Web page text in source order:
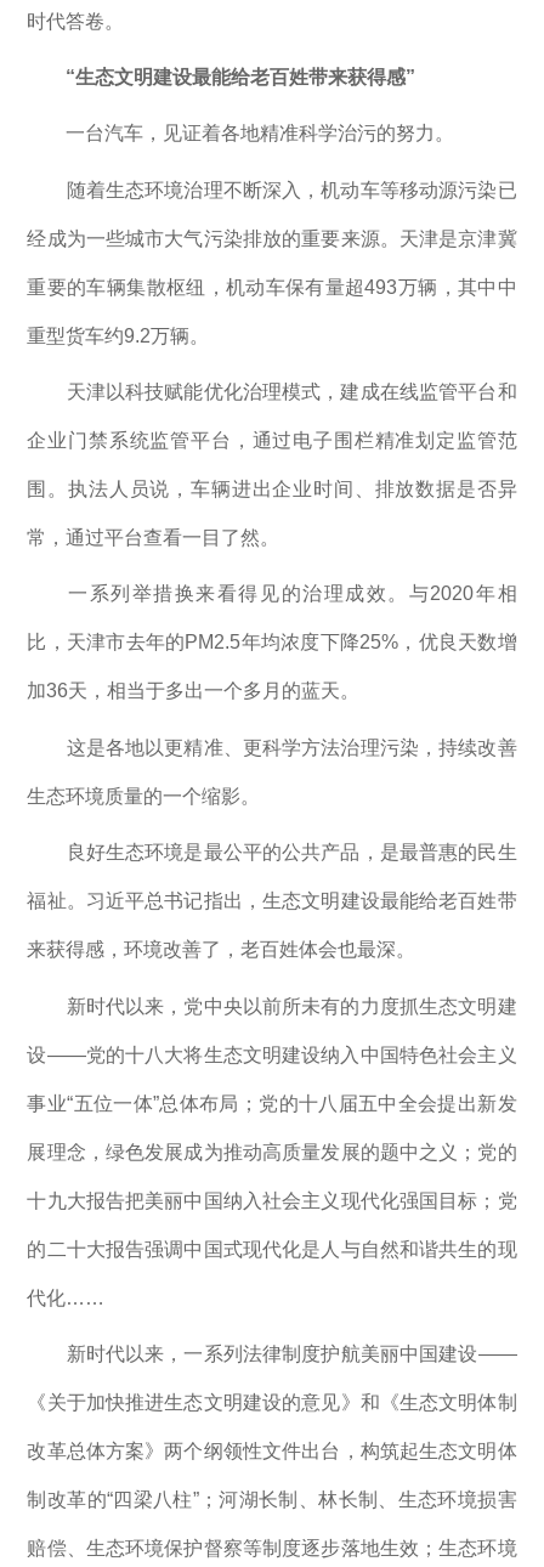
时代答卷。
“生态文明建设最能给老百姓带来获得感”
一台汽车，见证着各地精准科学治污的努力。
随着生态环境治理不断深入，机动车等移动源污染已
经成为一些城市大气污染排放的重要来源。天津是京津冀
重要的车辆集散枢纽，机动车保有量超493万辆，其中中
重型货车约9.2万辆。
天津以科技赋能优化治理模式，建成在线监管平台和
企业门禁系统监管平台，通过电子围栏精准划定监管范
围。执法人员说，车辆进出企业时间、排放数据是否异
常，通过平台查看一目了然。
一系列举措换来看得见的治理成效。与2020年相
比，天津市去年的PM2.5年均浓度下降25%，优良天数增
加36天，相当于多出一个多月的蓝天。
这是各地以更精准、更科学方法治理污染，持续改善
生态环境质量的一个缩影。
良好生态环境是最公平的公共产品，是最普惠的民生
福祉。习近平总书记指出，生态文明建设最能给老百姓带
来获得感，环境改善了，老百姓体会也最深。
新时代以来，党中央以前所未有的力度抓生态文明建
设——党的十八大将生态文明建设纳入中国特色社会主义
事业“五位一体”总体布局；党的十八届五中全会提出新发
展理念，绿色发展成为推动高质量发展的题中之义；党的
十九大报告把美丽中国纳入社会主义现代化强国目标；党
的二十大报告强调中国式现代化是人与自然和谐共生的现
代化……
新时代以来，一系列法律制度护航美丽中国建设——
《关于加快推进生态文明建设的意见》和《生态文明体制
改革总体方案》两个纲领性文件出台，构筑起生态文明体
制改革的“四梁八柱”；河湖长制、林长制、生态环境损害
赔偿、生态环境保护督察等制度逐步落地生效；生态环境